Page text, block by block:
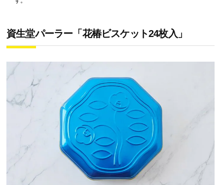
資生堂パーラー「花椿ビスケット24枚入」